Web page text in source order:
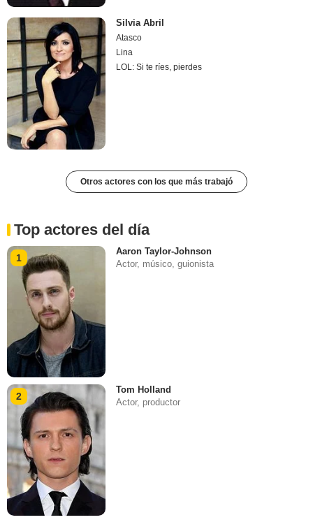
Silvia Abril
Atasco
Lina
LOL: Si te ríes, pierdes
Otros actores con los que más trabajó
Top actores del día
1
Aaron Taylor-Johnson
Actor, músico, guionista
2
Tom Holland
Actor, productor